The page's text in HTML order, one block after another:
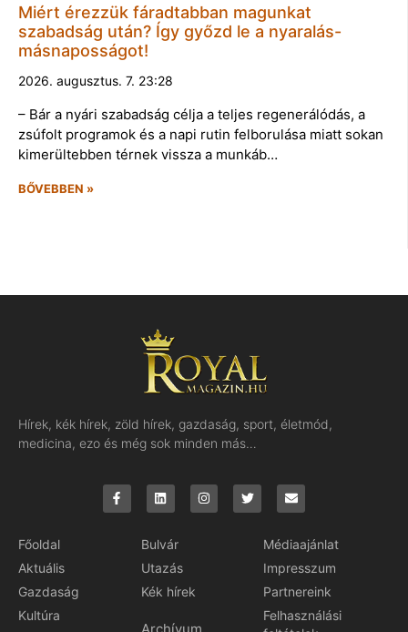
Miért érezzük fáradtabban magunkat
szabadság után? Így győzd le a nyaralás-
másnaposságot!
2026. augusztus. 7. 23:28
– Bár a nyári szabadság célja a teljes regenerálódás, a
zsúfolt programok és a napi rutin felborulása miatt sokan
kimerültebben térnek vissza a munkáb…
BŐVEBBEN »
Hírek, kék hírek, zöld hírek, gazdaság, sport, életmód,
medicina, ezo és még sok minden más…
Főoldal
Aktuális
Gazdaság
Kultúra
Bulvár
Utazás
Kék hírek
Archívum
Médiaajánlat
Impresszum
Partnereink
Felhasználási